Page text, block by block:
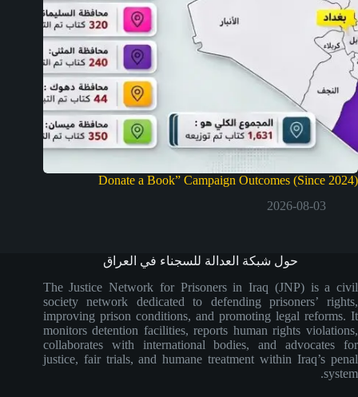
Donate a Book” Campaign Outcomes (Since 2024)
2026-08-03
حول شبكة العدالة للسجناء في العراق
The Justice Network for Prisoners in Iraq (JNP) is a civil
society network dedicated to defending prisoners’ rights,
improving prison conditions, and promoting legal reforms. It
monitors detention facilities, reports human rights violations,
collaborates with international bodies, and advocates for
justice, fair trials, and humane treatment within Iraq’s penal
system.